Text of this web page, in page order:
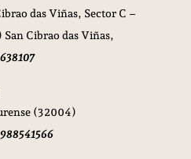
das Viñas, Sector C –
San Cibrao das Viñas,
(32004)